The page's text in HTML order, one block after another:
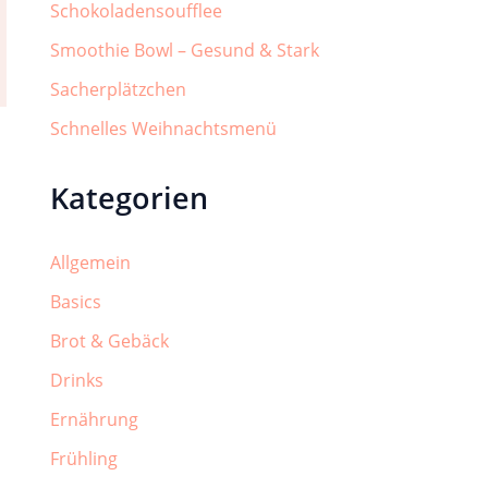
Schokoladensoufflee
Smoothie Bowl – Gesund & Stark
Sacherplätzchen
Schnelles Weihnachtsmenü
Kategorien
Allgemein
Basics
Brot & Gebäck
Drinks
Ernährung
Frühling